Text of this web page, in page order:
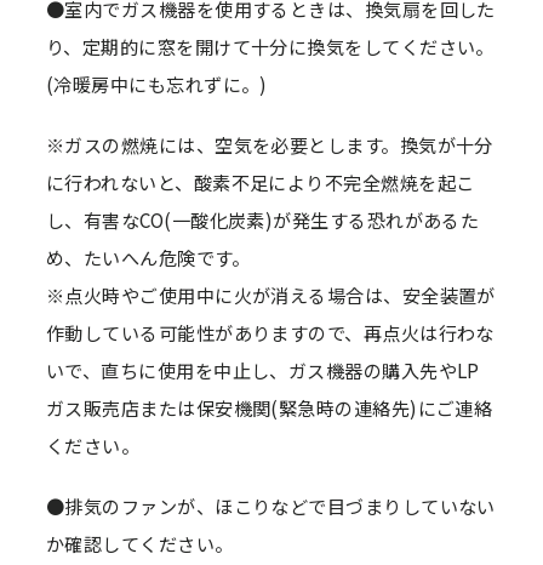
●室内でガス機器を使用するときは、換気扇を回した
り、定期的に窓を開けて十分に換気をしてください。
(冷暖房中にも忘れずに。)
※ガスの燃焼には、空気を必要とします。換気が十分
に行われないと、酸素不足により不完全燃焼を起こ
し、有害なCO(一酸化炭素)が発生する恐れがあるた
め、たいへん危険です。
※点火時やご使用中に火が消える場合は、安全装置が
作動している可能性がありますので、再点火は行わな
いで、直ちに使用を中止し、ガス機器の購入先やLP
ガス販売店または保安機関(緊急時の連絡先)にご連絡
ください。
●排気のファンが、ほこりなどで目づまりしていない
か確認してください。